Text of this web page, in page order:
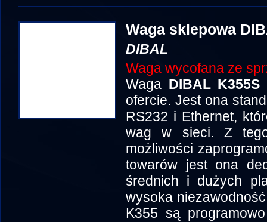
Waga sklepowa
DIBAL
Waga wycofana ze
Waga DIBAL K355S
ofercie. Jest ona
RS232 i Ethernet,
wag w sieci. Z
możliwości
towarów jest ona
średnich i dużych
wysoka
K355 są